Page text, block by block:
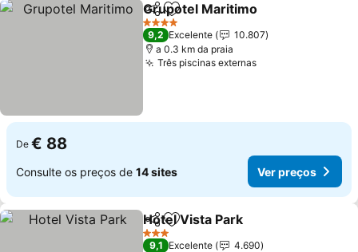
PartilharAdicionar aos favoritos
Grupotel Maritimo
4 Estrelas
9,2 Excelente
10.807
a 0.3 km da praia
Três piscinas externasVer preços
De € 88
Consulte os preços de 14 sites Ver preços
PartilharAdicionar aos favoritos
Hotel Vista Park
3 Estrelas
9,1 Excelente
4.690